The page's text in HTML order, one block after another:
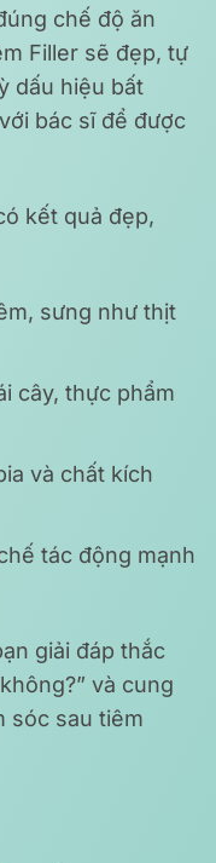
chế độ ăn
Filler sẽ đẹp, tự
dấu hiệu bất
bác sĩ để được
kết quả đẹp,
sưng như thịt
cây, thực phẩm
và chất kích
tác động mạnh
giải đáp thắc
và cung
sóc sau tiêm